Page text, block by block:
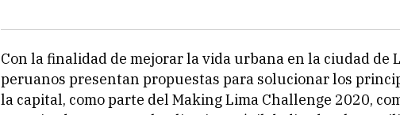
Con la finalidad de mejorar la vida urbana en la ciudad de
peruanos presentan propuestas para solucionar los
la capital, como parte del Making Lima Challenge 2020,